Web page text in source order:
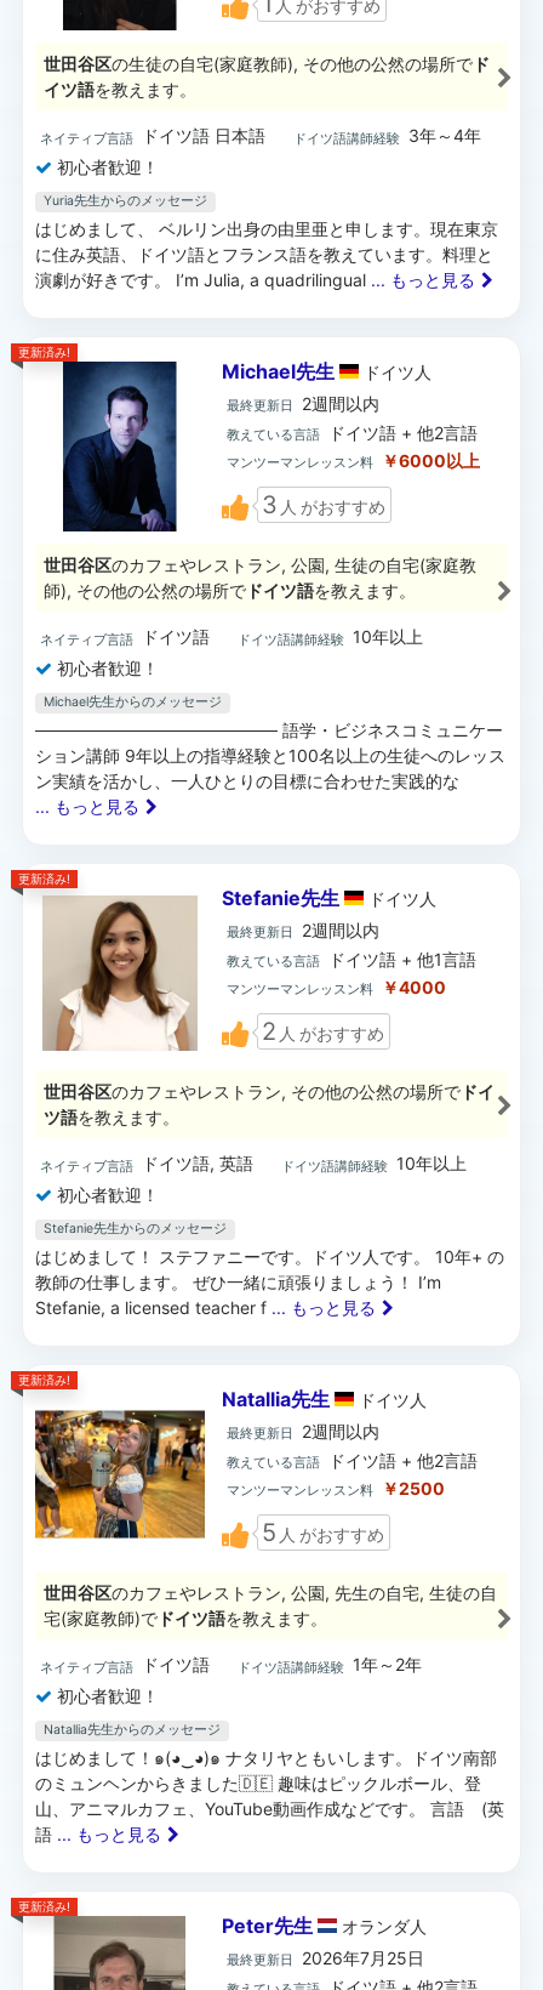
人 がおすすめ
世田谷区の生徒の自宅(家庭教師), その他の公然の場所で ド
イツ語を教えます。
ネイティブ言語 ドイツ語 日本語 ドイツ語講師経験
3年～4年
初心者歓迎！
Yuria先生からのメッセージ
はじめまして、 ベルリン出身の由里亜と申します。現在東京
に住み英語、ドイツ語とフランス語を教えています。料理と
演劇が好きです。 I’m Julia, a quadrilingual ... もっと見る
更新済み!
Michael先生 ドイツ 人
最終更新日 2週間以内
教えている言語 ドイツ語 + 他2言語
マンツーマンレッスン料 ￥6000以上
3 人 がおすすめ
世田谷区のカフェやレストラン, 公園, 生徒の自宅(家庭教
師), その他の公然の場所で ドイツ語を教えます。
ネイティブ言語 ドイツ語 ドイツ語講師経験 10年以上
初心者歓迎！
Michael先生からのメッセージ
──────────────────── 語学・ビジネスコミュニケー
ション講師 9年以上の指導経験と100名以上の生徒へのレッス
ン実績を活かし、一人ひとりの目標に合わせた実践的な
... もっと見る
更新済み!
Stefanie先生 ドイツ 人
最終更新日 2週間以内
教えている言語 ドイツ語 + 他1言語
マンツーマンレッスン料 ￥4000
2 人 がおすすめ
世田谷区のカフェやレストラン, その他の公然の場所で ドイ
ツ語を教えます。
ネイティブ言語 ドイツ語, 英語 ドイツ語講師経験 10年以上
初心者歓迎！
Stefanie先生からのメッセージ
はじめまして！ ステファニーです。ドイツ人です。 10年+ の
教師の仕事します。 ぜひ一緒に頑張りましょう！ I’m
Stefanie, a licensed teacher f ... もっと見る
更新済み!
Natallia先生 ドイツ 人
最終更新日 2週間以内
教えている言語 ドイツ語 + 他2言語
マンツーマンレッスン料 ￥2500
5 人 がおすすめ
世田谷区のカフェやレストラン, 公園, 先生の自宅, 生徒の自
宅(家庭教師)で ドイツ語を教えます。
ネイティブ言語 ドイツ語 ドイツ語講師経験 1年～2年
初心者歓迎！
Natallia先生からのメッセージ
はじめまして！๑(◕‿◕)๑ ナタリヤともいします。ドイツ南部
のミュンヘンからきました🇩🇪 趣味はピックルボール、登
山、アニマルカフェ、YouTube動画作成などです。 言語 (英
語 ... もっと見る
更新済み!
Peter先生 オランダ人
最終更新日 2026年7月25日